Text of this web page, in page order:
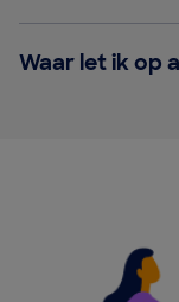
Waar let ik op